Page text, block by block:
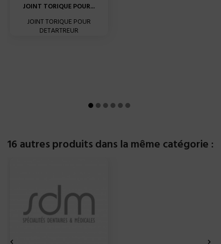
JOINT TORIQUE POUR...
JOINT TORIQUE POUR
DETARTREUR
16 autres produits dans la même catégorie :
 